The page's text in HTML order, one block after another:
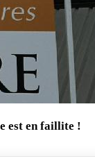
est en faillite !